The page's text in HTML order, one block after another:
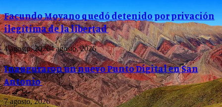
Facundo Moyano quedó detenido por privación
ilegítima de la libertad
4 agosto, 20264 agosto, 2026
Inauguraron un nuevo Punto Digital en San
Antonio
7 agosto, 2026